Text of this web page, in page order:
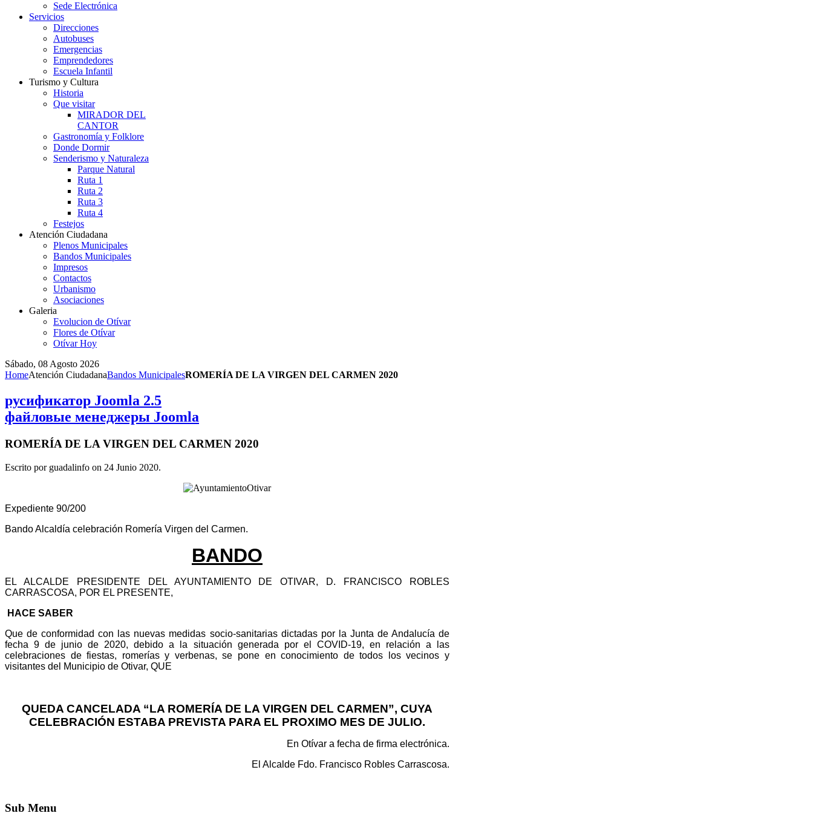
Sede Electrónica
Servicios
Direcciones
Autobuses
Emergencias
Emprendedores
Escuela Infantil
Turismo y Cultura
Historia
Que visitar
MIRADOR DEL
CANTOR
Gastronomía y Folklore
Donde Dormir
Senderismo y Naturaleza
Parque Natural
Ruta 1
Ruta 2
Ruta 3
Ruta 4
Festejos
Atención Ciudadana
Plenos Municipales
Bandos Municipales
Impresos
Contactos
Urbanismo
Asociaciones
Galeria
Evolucion de Otívar
Flores de Otívar
Otívar Hoy
Sábado, 08 Agosto 2026
HomeAtención CiudadanaBandos MunicipalesROMERÍA DE LA VIRGEN DEL CARMEN 2020
русификатор Joomla 2.5
файловые менеджеры Joomla
ROMERÍA DE LA VIRGEN DEL CARMEN 2020
Escrito por guadalinfo on 24 Junio 2020.
Expediente 90/200
Bando Alcaldía celebración Romería Virgen del Carmen.
BANDO
EL ALCALDE PRESIDENTE DEL AYUNTAMIENTO DE OTIVAR, D. FRANCISCO ROBLES
CARRASCOSA, POR EL PRESENTE,
HACE SABER
Que de conformidad con las nuevas medidas socio-sanitarias dictadas por la Junta de Andalucía de
fecha 9 de junio de 2020, debido a la situación generada por el COVID-19, en relación a las
celebraciones de fiestas, romerías y verbenas, se pone en conocimiento de todos los vecinos y
visitantes del Municipio de Otivar, QUE
QUEDA CANCELADA “LA ROMERÍA DE LA VIRGEN DEL CARMEN”, CUYA
CELEBRACIÓN ESTABA PREVISTA PARA EL PROXIMO MES DE JULIO.
En Otívar a fecha de firma electrónica.
El Alcalde Fdo. Francisco Robles Carrascosa.
Sub Menu